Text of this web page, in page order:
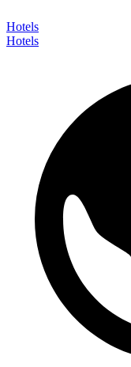
Hotels
Hotels